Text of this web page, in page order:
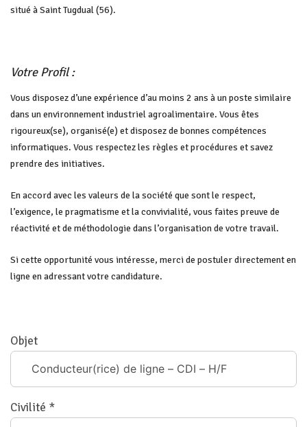
situé à Saint Tugdual (56).
Votre Profil :
Vous disposez d’une expérience d’au moins 2 ans à un poste similaire
dans un environnement industriel agroalimentaire. Vous êtes
rigoureux(se), organisé(e) et disposez de bonnes compétences
informatiques. Vous respectez les règles et procédures et savez
prendre des initiatives.
En accord avec les valeurs de la société que sont le respect,
l’exigence, le pragmatisme et la convivialité, vous faites preuve de
réactivité et de méthodologie dans l’organisation de votre travail.
Si cette opportunité vous intéresse, merci de postuler directement en
ligne en adressant votre candidature.
Objet
Civilité *